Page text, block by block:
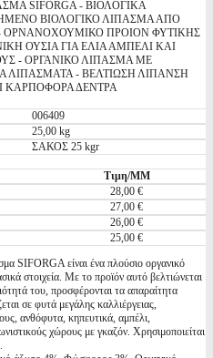
SIFORGA - ΒΙΟΛΟΓΙΚΑ
ΒΙΟΛΟΓΙΚΟ ΛΙΠΑΣΜΑ ΑΠΟ
- ΟΡΝΑΝΟΧΟΥΜΙΚΟ ΠΡΟΙΟΝ ΦΥΤΙΚΗΣ
ΟΥΣΙΑ ΓΙΑ ΕΛΙΑ ΑΜΠΕΛΙ ΚΑΙ
- ΟΡΓΑΝΙΚΟ ΛΙΠΑΣΜΑ ΜΕ
ΛΙΠΑΣΜΑΤΑ - ΒΕΛΤΙΩΣΗ ΛΙΠΑΝΣΗ
ΚΑΡΠΟΦΟΡΑ ΔΕΝΤΡΑ
006409
25,00 kg
ΣΑΚΟΣ 25 kgr
Τιμη/ΜΜ
28,00 €
27,00 €
26,00 €
25,00 €
SIFORGA είναι ένα πλούσιο οργανικό
στοιχεία. Με το προϊόν αυτό βελτιώνεται
του, προσφέρονται τα απαραίτητα
σε φυτά μεγάλης καλλιέργειας,
ανθόφυτα, κηπευτικά, αμπέλι,
χώρους με γκαζόν. Χρησιμοποιείται